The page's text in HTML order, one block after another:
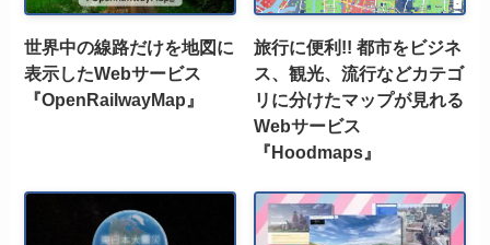
世界中の線路だけを地図に
表示したWebサービス
『OpenRailwayMap』
旅行に便利!! 都市をビジネ
ス、観光、流行などカテゴ
リに分けたマップが見れる
Webサービス
『Hoodmaps』